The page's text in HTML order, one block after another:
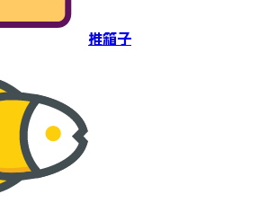
推箱子